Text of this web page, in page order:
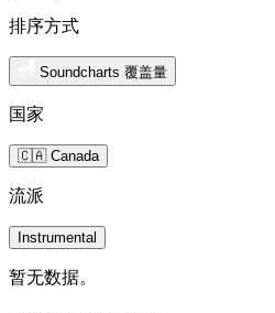
排序方式
Soundcharts 覆盖量
国家
🇨🇦 Canada
流派
Instrumental
暂无数据。